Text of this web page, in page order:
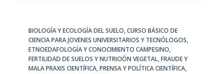
BIOLOGÍA Y ECOLOGÍA DEL SUELO,CURSO BÁSICO DE
CIENCIA PARA JOVENES UNIVERSITARIOS Y TECNÓLOGOS,
ETNOEDAFOLOGÍA Y CONOCIMIENTO CAMPESINO,
FERTILIDAD DE SUELOS Y NUTRICIÓN VEGETAL,FRAUDE Y
MALA PRAXIS CIENTÍFICA,PRENSA Y POLÍTICA CIENTÍFICA,